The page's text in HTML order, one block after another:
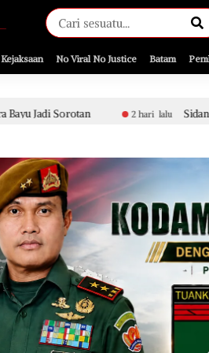
Kejaksaan No Viral No Justice Batam
2 hari lalu Sidang Pelanggaran